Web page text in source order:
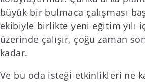
büyük bir bulmaca çalışması
ekibiyle birlikte yeni eğitim yılı
üzerinde çalışır, çoğu zaman
kadar.
Ve bu oda isteği etkinlikleri ne